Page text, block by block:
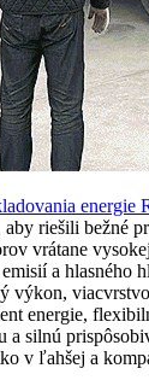
aby riešili bežné
vrátane
a hlasného
výkon,
energie,
a silnú
v ľahšej a